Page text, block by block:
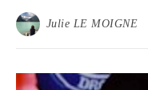
Julie LE MOIGNE